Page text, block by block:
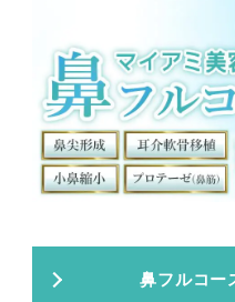
鼻フルコー